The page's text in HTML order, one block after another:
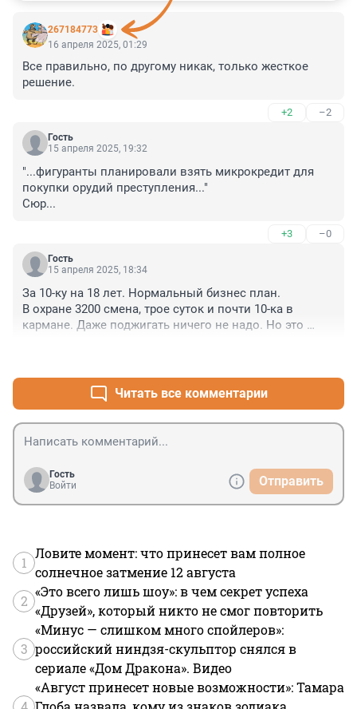
267184773
16 апреля 2025, 01:29
Все правильно, по другому никак, только жесткое
решение.
+2 –2
Гость
15 апреля 2025, 19:32
"...фигуранты планировали взять микрокредит для
покупки орудий преступления..."
Сюр...
+3 –0
Гость
15 апреля 2025, 18:34
За 10-ку на 18 лет. Нормальный бизнес план.
В охране 3200 смена, трое суток и почти 10-ка в
кармане. Даже поджигать ничего не надо. Но это
Читать все комментарии
Гость
Войти
Отправить
1
Ловите момент: что принесет вам полное
солнечное затмение 12 августа
2
«Это всего лишь шоу»: в чем секрет успеха
«Друзей», который никто не смог повторить
3
«Минус — слишком много спойлеров»:
российский ниндзя-скульптор снялся в
сериале «Дом Дракона». Видео
«Август принесет новые возможности»: Тамара